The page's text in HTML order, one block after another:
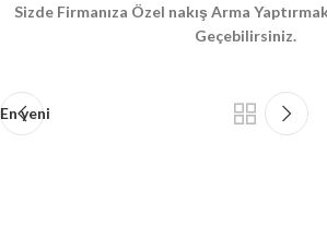
Sizde Firmanıza Özel nakış Arma
Geçebilirsiniz.
En yeni